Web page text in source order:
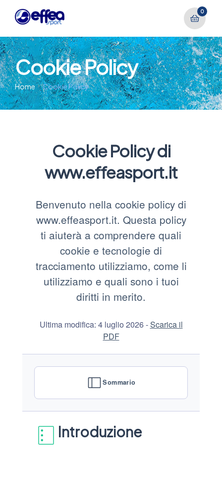
0
Cookie Policy
Home Cookie Policy
Cookie Policy di
www.effeasport.it
Benvenuto nella cookie policy di
www.effeasport.it. Questa policy
ti aiuterà a comprendere quali
cookie e tecnologie di
tracciamento utilizziamo, come li
utilizziamo e quali sono i tuoi
diritti in merito.
Ultima modifica: 4 luglio 2026 - Scarica il
PDF
Sommario
Introduzione